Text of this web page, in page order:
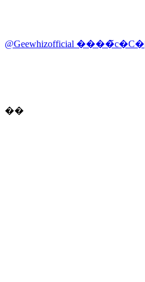
@Geewhizofficial
��